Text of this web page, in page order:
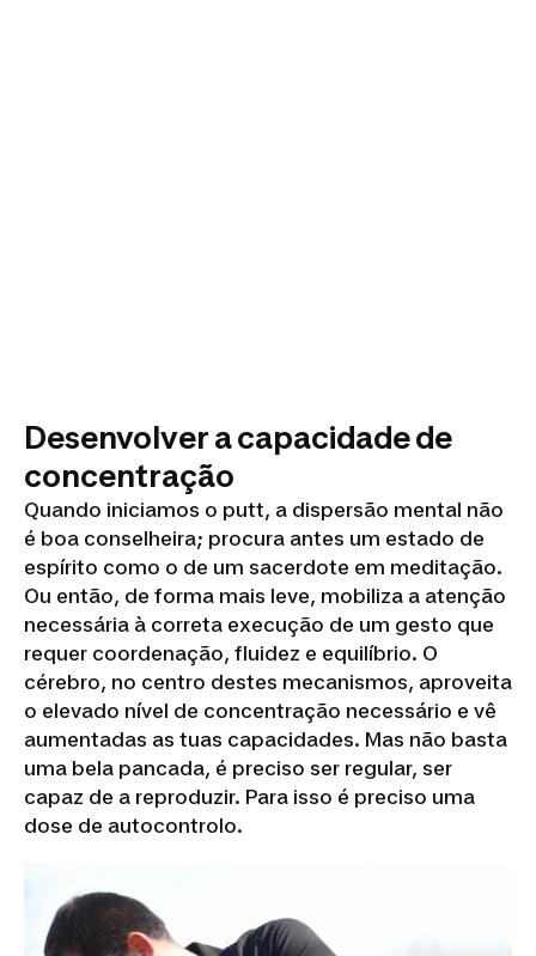
Desenvolver a capacidade de
concentração
Quando iniciamos o putt, a dispersão mental não
é boa conselheira; procura antes um estado de
espírito como o de um sacerdote em meditação.
Ou então, de forma mais leve, mobiliza a atenção
necessária à correta execução de um gesto que
requer coordenação, fluidez e equilíbrio. O
cérebro, no centro destes mecanismos, aproveita
o elevado nível de concentração necessário e vê
aumentadas as tuas capacidades. Mas não basta
uma bela pancada, é preciso ser regular, ser
capaz de a reproduzir. Para isso é preciso uma
dose de autocontrolo.